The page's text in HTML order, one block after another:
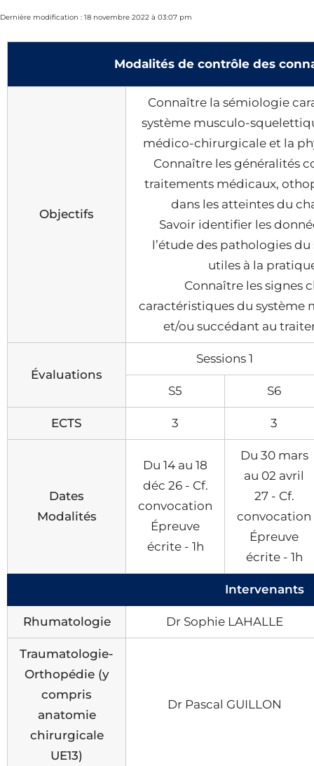
Dernière modification : 18 novembre 2022 à 03:07 pm
Modalités de contrôle des
Objectifs
Connaître la sémiologie
système musculo-
médico-chirurgicale et la
Connaître les généralités
traitements médicaux,
dans les atteintes du
Savoir identifier les
l’étude des pathologies
utiles à la
Connaître les signes
caractéristiques du système
et/ou succédant au
Évaluations
Sessions 1
S5 S6
ECTS 3 3
Dates
Modalités
Du 14 au 18
déc 26 - Cf.
convocation
Épreuve
écrite - 1h
Du 30 mars
au 02 avril
27 - Cf.
convocation
Épreuve
écrite - 1h
Intervenants
Rhumatologie Dr Sophie LAHALLE
Traumatologie-
Orthopédie (y
compris
anatomie
chirurgicale
UE13)
Dr Pascal GUILLON